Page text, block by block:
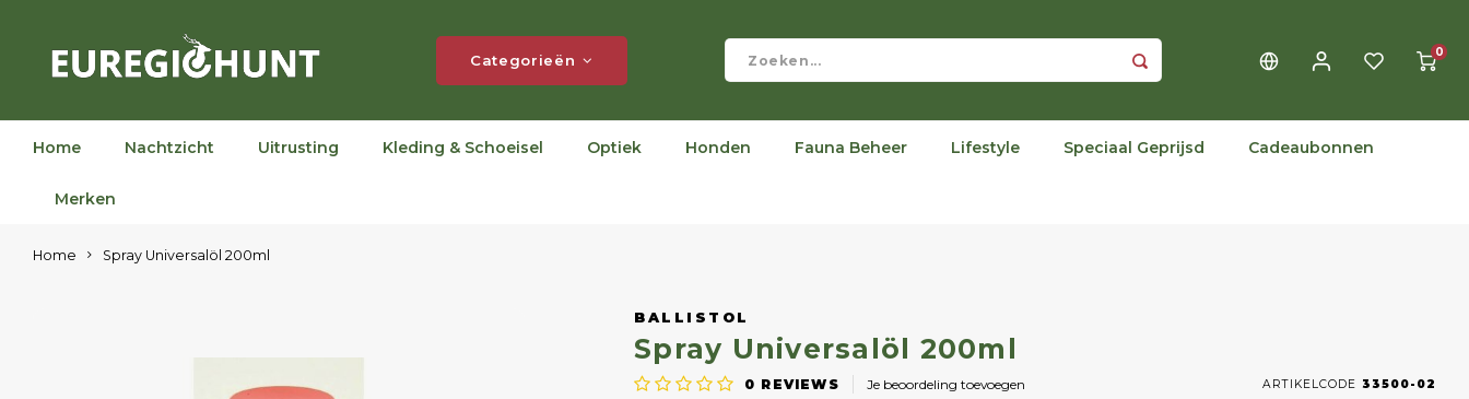
Categorieën 0
Home Nachtzicht Uitrusting Kleding & Schoeisel Optiek Honden Fauna Beheer Lifestyle Speciaal Geprijsd Cadeaubonnen
Merken
Home Spray Universalöl 200ml
BALLISTOL
Spray Universalöl 200ml
0 REVIEWS Je beoordeling toevoegen ARTIKELCODE 33500-02